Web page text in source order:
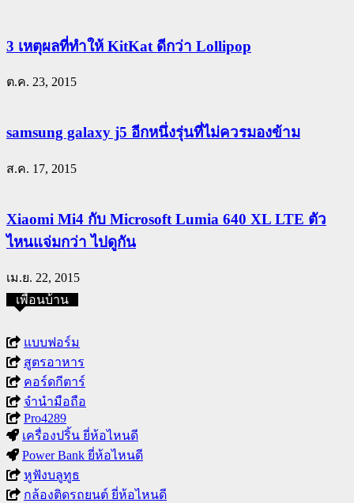
3 เหตุผลที่ทำให้ KitKat ดีกว่า Lollipop
ต.ค. 23, 2015
samsung galaxy j5 อีกหนึ่งรุ่นที่ไม่ควรมองข้าม
ส.ค. 17, 2015
Xiaomi Mi4 กับ Microsoft Lumia 640 XL LTE ตัว
ไหนแจ่มกว่า ไปดูกัน
เม.ย. 22, 2015
เพื่อนบ้าน
แบบฟอร์ม
สูตรอาหาร
คอร์ดกีตาร์
จำนำมือถือ
Pro4289
เครื่องปริ้น ยี่ห้อไหนดี
Power Bank ยี่ห้อไหนดี
หูฟังบลูทูธ
กล้องติดรถยนต์ ยี่ห้อไหนดี